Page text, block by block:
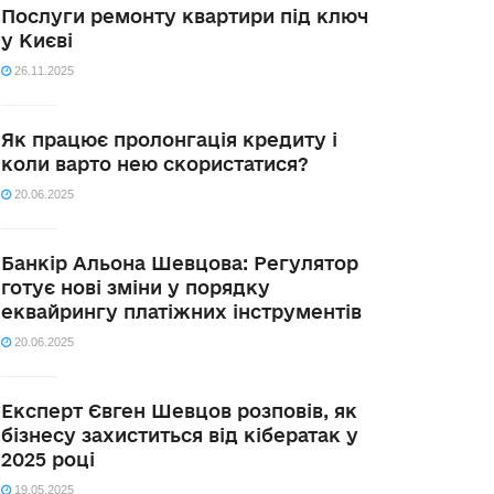
Послуги ремонту квартири під ключ
у Києві
26.11.2025
Як працює пролонгація кредиту і
коли варто нею скористатися?
20.06.2025
Банкір Альона Шевцова: Регулятор
готує нові зміни у порядку
еквайрингу платіжних інструментів
20.06.2025
Експерт Євген Шевцов розповів, як
бізнесу захиститься від кібератак у
2025 році
19.05.2025